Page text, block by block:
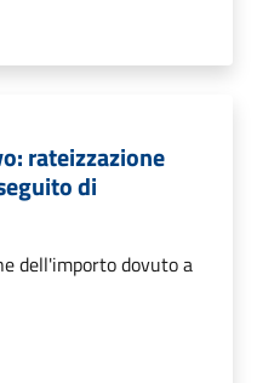
rateizzazione
di
dell'importo dovuto a